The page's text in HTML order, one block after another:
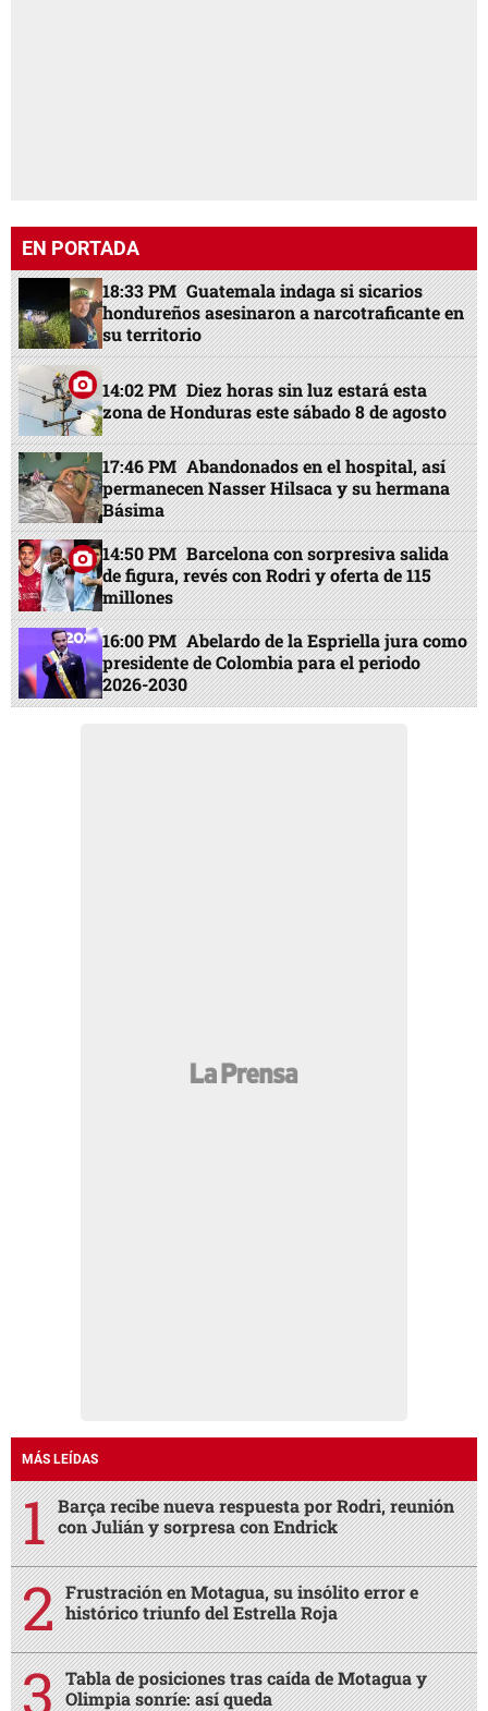
EN PORTADA
18:33 PM Guatemala indaga si sicarios
hondureños asesinaron a narcotraficante en
su territorio
14:02 PM Diez horas sin luz estará esta
zona de Honduras este sábado 8 de agosto
17:46 PM Abandonados en el hospital, así
permanecen Nasser Hilsaca y su hermana
Básima
14:50 PM Barcelona con sorpresiva salida
de figura, revés con Rodri y oferta de 115
millones
16:00 PM Abelardo de la Espriella jura como
presidente de Colombia para el periodo
2026-2030
MÁS LEÍDAS
Barça recibe nueva respuesta por Rodri, reunión
con Julián y sorpresa con Endrick
Frustración en Motagua, su insólito error e
histórico triunfo del Estrella Roja
Tabla de posiciones tras caída de Motagua y
Olimpia sonríe: así queda